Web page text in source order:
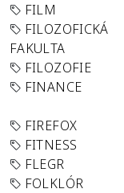
FILM
FILOZOFICKÁ
FAKULTA
FILOZOFIE
FINANCE
FIREFOX
FITNESS
FLEGR
FOLKLÓR